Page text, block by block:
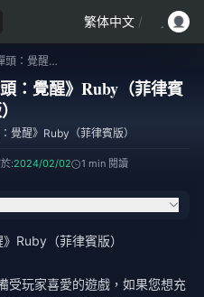
繁体中文 /
如何儲值或購買《合金彈頭：覺醒》Ruby（菲律賓版）
：覺醒》Ruby（菲律賓
覺醒》Ruby（菲律賓版）
:2024/02/02 1 min 閱讀
Ruby（菲律賓版）
受玩家喜愛的遊戲，如果您想充